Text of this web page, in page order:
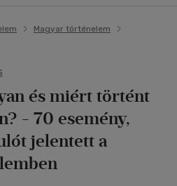
Magyar történelem
és miért történt
- 70 esemény,
jelentett a